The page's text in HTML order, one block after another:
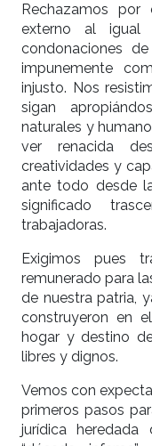
Rechazamos
externo al igual
condonaciones
impunemente
injusto. Nos
sigan
naturales y
ver renacida
creatividades y
ante todo desde
significado
trabajadoras.
Exigimos pues
remunerado para
de nuestra patria,
construyeron en
hogar y destino
libres y dignos.
Vemos con
primeros pasos
jurídica